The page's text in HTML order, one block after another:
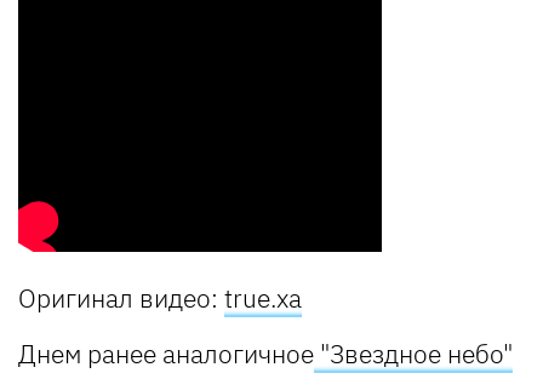
Оригинал видео: true.xa
Днем ранее аналогичное "Звездное небо"